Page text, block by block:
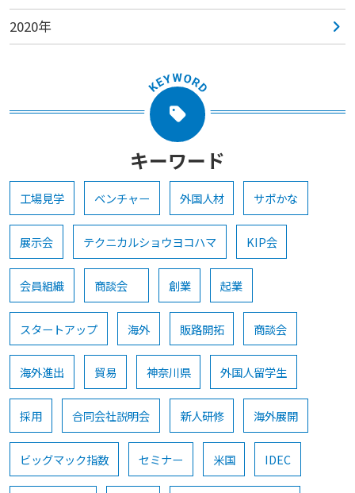
2020年
キーワード
工場見学 ベンチャー 外国人材 サポかな
展示会 テクニカルショウヨコハマ KIP会
会員組織 商談会 創業 起業
スタートアップ 海外 販路開拓 商談会
海外進出 貿易 神奈川県 外国人留学生
採用 合同会社説明会 新人研修 海外展開
ビッグマック指数 セミナー 米国 IDEC